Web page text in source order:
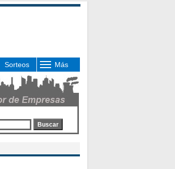
Sorteos Más
Buscar